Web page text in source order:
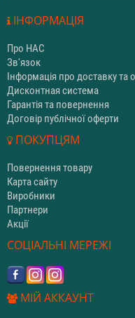
ІНФОРМАЦІЯ
Про НАС
Зв'язок
Інформація про доставку та
Дисконтная система
Гарантія та повернення
Договір публічної оферти
ПОКУПЦЯМ
Повернення товару
Карта сайту
Виробники
Партнери
Акції
СОЦІАЛЬНІ МЕРЕЖІ
МІЙ АККАУНТ